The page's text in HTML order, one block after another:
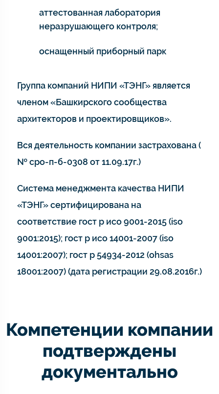
аттестованная лаборатория
неразрушающего контроля;
оснащенный приборный парк
Группа компаний НИПИ «ТЭНГ» является
членом «Башкирского сообщества
архитекторов и проектировщиков».
Вся деятельность компании застрахована (
№ сро-п-б-0308 от 11.09.17г.)
Система менеджмента качества НИПИ
«ТЭНГ» сертифицирована на
соответствие гост р исо 9001-2015 (iso
9001:2015); гост р исо 14001-2007 (iso
14001:2007); гост р 54934-2012 (ohsas
18001:2007) (дата регистрации 29.08.2016г.)
Компетенции компании
подтверждены
документально